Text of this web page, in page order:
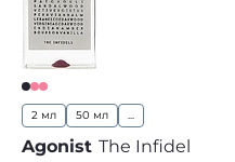
2 мл 50 мл ...
Agonist The Infidel